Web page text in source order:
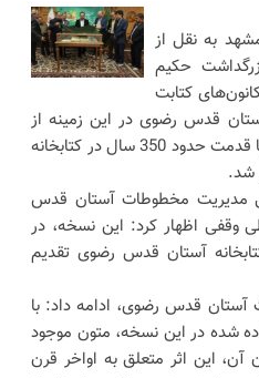
به نقل از
حکیم
کتابت
قدس رضوی در این زمینه از
نسخه خطی شاهنامه فردوسی با قدمت حدود 350 سال در کتابخانه
شد.
مدیریت مخطوطات آستان قدس
وقفی اظهار کرد: این نسخه، در
به کتابخانه آستان قدس رضوی تقدیم
قدس رضوی، ادامه داد: با
شده در این نسخه، متون موجود
و 6 ستونه بودن آن، این اثر متعلق به اواخر قرن